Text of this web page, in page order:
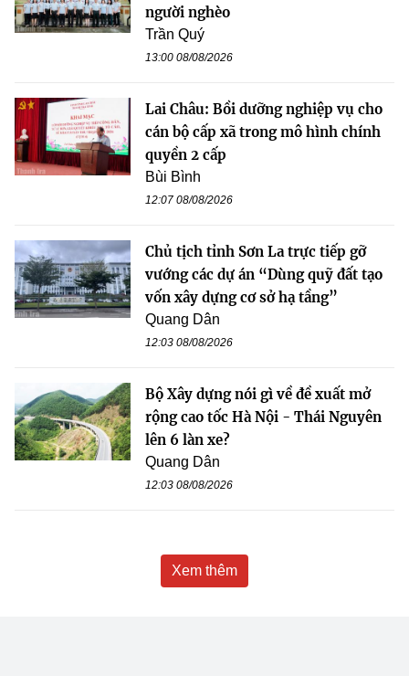
người nghèo
Trần Quý
13:00 08/08/2026
Lai Châu: Bồi dưỡng nghiệp vụ cho
cán bộ cấp xã trong mô hình chính
quyền 2 cấp
Bùi Bình
12:07 08/08/2026
Chủ tịch tỉnh Sơn La trực tiếp gỡ
vướng các dự án “Dùng quỹ đất tạo
vốn xây dựng cơ sở hạ tầng”
Quang Dân
12:03 08/08/2026
Bộ Xây dựng nói gì về đề xuất mở
rộng cao tốc Hà Nội - Thái Nguyên
lên 6 làn xe?
Quang Dân
12:03 08/08/2026
Xem thêm